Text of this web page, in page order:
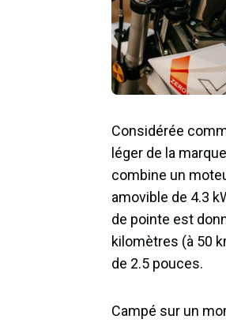
Considérée
léger de la
combine un
amovible de 4.3
de pointe est
kilomètres (à 50
de 2.5 pouces.
Campé sur un